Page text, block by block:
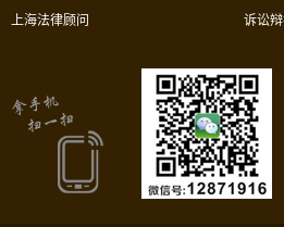
上海法律顾问
诉讼